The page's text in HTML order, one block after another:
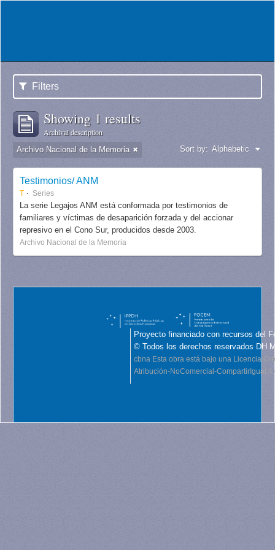
Filters
Showing 1 results
Archival description
Archivo Nacional de la Memoria Sort by: Alphabetic
Testimonios/ ANM
T Series
La serie Legajos ANM está conformada por testimonios de
familiares y víctimas de desaparición forzada y del accionar
represivo en el Cono Sur, producidos desde 2003.
Archivo Nacional de la Memoria
Proyecto financiado con recursos del
© Todos los derechos reservados DH
cbna Esta obra está bajo una Licencia
Atribución-NoComercial-CompartirIgual